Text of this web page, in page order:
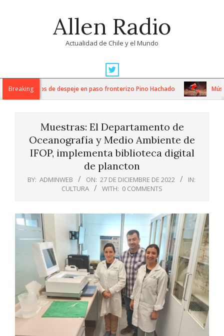
Allen Radio
Actualidad de Chile y el Mundo
Navigation
MenuBreaking
trabajos de despeje en paso fronterizo Pino Hachado
Muestras: El Departamento de
Oceanografía y Medio Ambiente de
IFOP, implementa biblioteca digital
de plancton
BY: ADMINWEB ON: 27 DE DICIEMBRE DE 2022
IN:
CULTURA
WITH: 0 COMMENTS